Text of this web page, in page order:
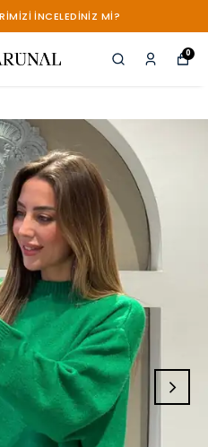
İNCELEDİNİZ Mİ?
0